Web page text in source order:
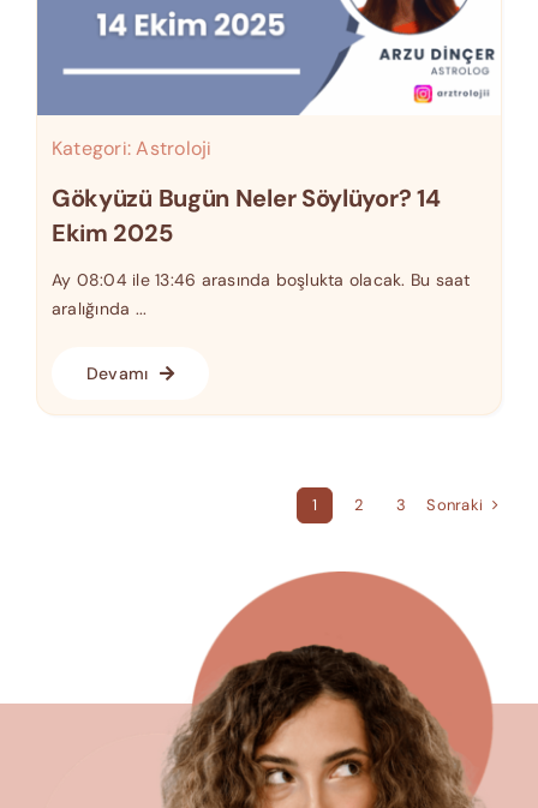
Kategori:Astroloji
Gökyüzü Bugün Neler Söylüyor? 14
Ekim 2025
Ay 08:04 ile 13:46 arasında boşlukta olacak. Bu saat
aralığında ...
Devamı
1 2 3 Sonraki